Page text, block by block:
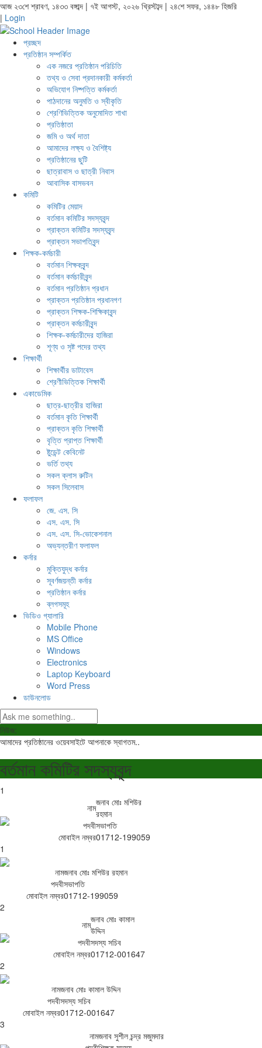
আজ ২৩শে শ্রাবণ, ১৪৩৩ বঙ্গাব্দ | ৭ই আগস্ট, ২০২৬ খ্রিস্টাব্দ | ২৪শে সফর, ১৪৪৮ হিজরি
| Login
প্রচ্ছদ
প্রতিষ্ঠান সম্পর্কিত
এক নজরে প্রতিষ্ঠান পরিচিতি
তথ্য ও সেবা প্রদানকারী কর্মকর্তা
অভিযোগ নিষ্পত্তি কর্মকর্তা
পাঠদানের অনুমতি ও স্বীকৃতি
শ্রেণিভিত্তিক অনুমোদিত শাখা
প্রতিষ্ঠাতা
জমি ও অর্থ দাতা
আমাদের লক্ষ্য ও বৈশিষ্ট্য
প্রতিষ্ঠানের ছুটি
ছাত্রাবাস ও ছাত্রী নিবাস
আবাসিক বাসভবন
কমিটি
কমিটির মেয়াদ
বর্তমান কমিটির সদস্যবৃন্দ
প্রাক্তন কমিটির সদস্যবৃন্দ
প্রাক্তন সভাপতিবৃন্দ
শিক্ষক-কর্মচারী
বর্তমান শিক্ষকবৃন্দ
বর্তমান কর্মচারীবৃন্দ
বর্তমান প্রতিষ্ঠান প্রধান
প্রাক্তন প্রতিষ্ঠান প্রধানগণ
প্রাক্তন শিক্ষক-শিক্ষিকাবৃন্দ
প্রাক্তন কর্মচারীবৃন্দ
শিক্ষক-কর্মচারীদের হাজিরা
শূণ্য ও সৃষ্ট পদের তথ্য
শিক্ষার্থী
শিক্ষার্থীর ডাটাবেস
শ্রেণীভিত্তিক শিক্ষার্থী
একাডেমিক
ছাত্র-ছাত্রীর হাজিরা
বর্তমান কৃতি শিক্ষার্থী
প্রাক্তন কৃতি শিক্ষার্থী
বৃত্তি প্রাপ্ত শিক্ষার্থী
ষ্টুডেন্ট কেবিনেট
ভর্তি তথ্য
সকল ক্লাস রুটিন
সকল সিলেবাস
ফলাফল
জে. এস. সি
এস. এস. সি
এস. এস. সি-ভোকেশনাল
অভ্যন্তরীণ ফলাফল
কর্নার
মুক্তিযুদ্ধ কর্নার
সূবর্ণজয়ন্তী কর্নার
প্রতিষ্ঠান কর্নার
ব্লগসমূহ
ভিডিও গ্যালারি
Mobile Phone
MS Office
Windows
Electronics
Laptop Keyboard
Word Press
ডাউনলোড
নিউজ:
আমাদের প্রতিষ্ঠানের ওয়েবসাইটে আপনাকে স্বাগতম..
বর্তমান কমিটির সদস্যবৃন্দ
1
নামজনাব মোঃ মশিউর
রহমান
পদবীসভাপতি
মোবাইল নম্বর01712-199059
1
নামজনাব মোঃ মশিউর রহমান
পদবীসভাপতি
মোবাইল নম্বর01712-199059
2
নামজনাব মোঃ কামাল
উদ্দিন
পদবীসদস্য সচিব
মোবাইল নম্বর01712-001647
2
নামজনাব মোঃ কামাল উদ্দিন
পদবীসদস্য সচিব
মোবাইল নম্বর01712-001647
3
নামজনাব সুশীল চন্দ্র মজুমদার